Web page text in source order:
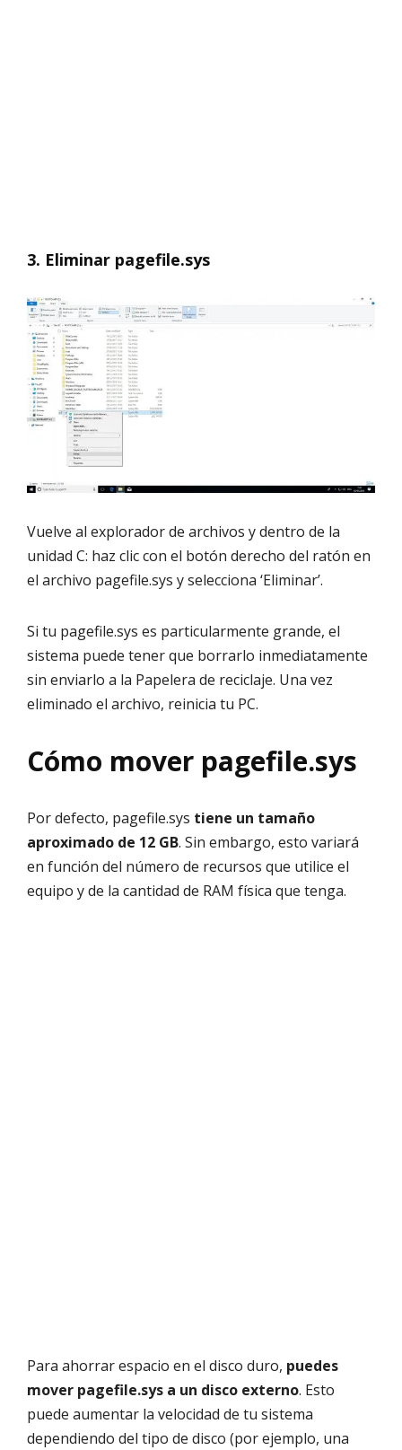
3. Eliminar pagefile.sys
Vuelve al explorador de archivos y dentro de la
unidad C: haz clic con el botón derecho del ratón en
el archivo pagefile.sys y selecciona ‘Eliminar’.
Si tu pagefile.sys es particularmente grande, el
sistema puede tener que borrarlo inmediatamente
sin enviarlo a la Papelera de reciclaje. Una vez
eliminado el archivo, reinicia tu PC.
Cómo mover pagefile.sys
Por defecto, pagefile.sys tiene un tamaño
aproximado de 12 GB. Sin embargo, esto variará
en función del número de recursos que utilice el
equipo y de la cantidad de RAM física que tenga.
Para ahorrar espacio en el disco duro, puedes
mover pagefile.sys a un disco externo. Esto
puede aumentar la velocidad de tu sistema
dependiendo del tipo de disco (por ejemplo, una